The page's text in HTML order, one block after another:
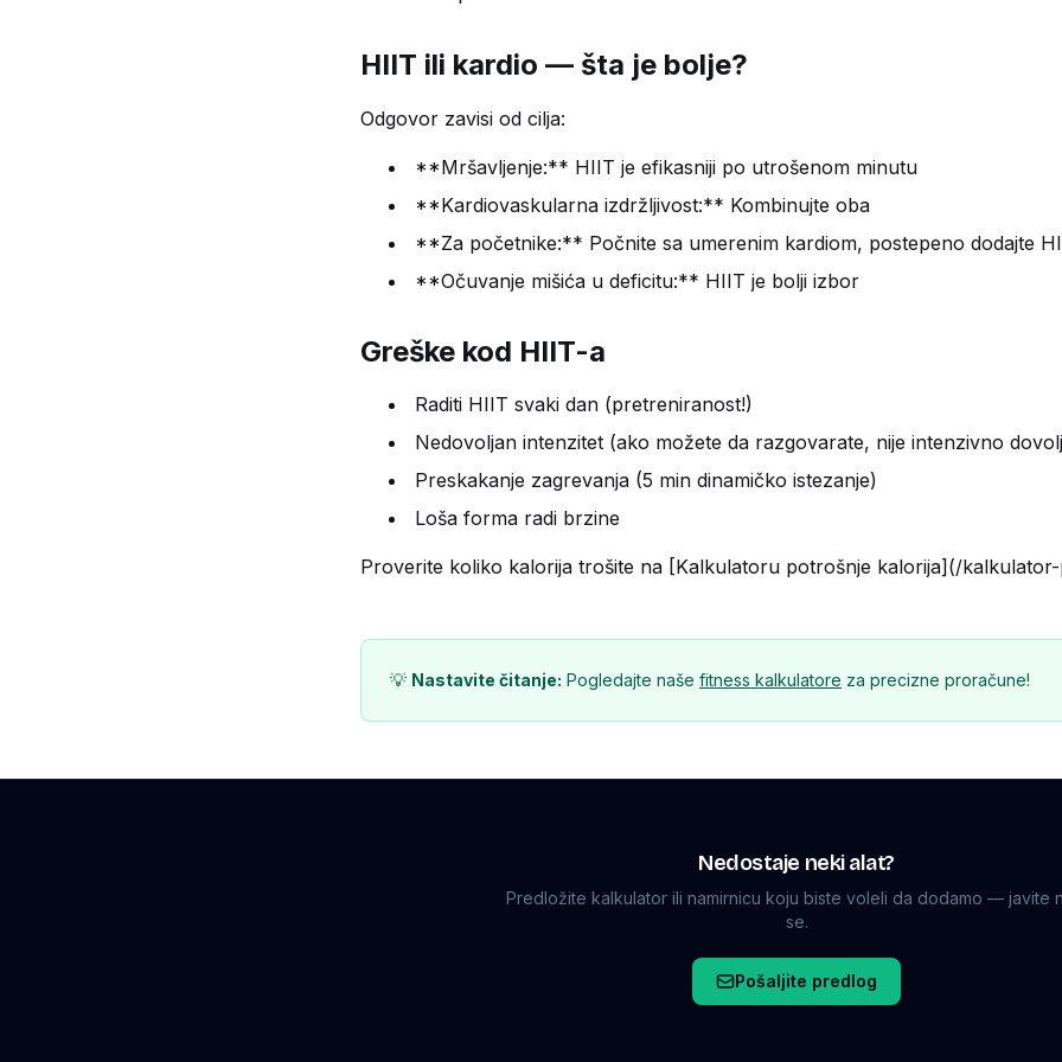
HIIT ili kardio — šta je bolje?
Odgovor zavisi od cilja:
**Mršavljenje:** HIIT je efikasniji po utrošenom minutu
**Kardiovaskularna izdržljivost:** Kombinujte oba
**Za početnike:** Počnite sa umerenim kardiom, postepeno dodajte
**Očuvanje mišića u deficitu:** HIIT je bolji izbor
Greške kod HIIT-a
Raditi HIIT svaki dan (pretreniranost!)
Nedovoljan intenzitet (ako možete da razgovarate, nije intenzivno
Preskakanje zagrevanja (5 min dinamičko istezanje)
Loša forma radi brzine
Proverite koliko kalorija trošite na [Kalkulatoru potrošnje kalorija](/
💡 Nastavite čitanje: Pogledajte naše fitness kalkulatore za precizne proračune!
Nedostaje neki alat?
Predložite kalkulator ili namirnicu koju biste voleli da dodamo — javite
se.
Pošaljite predlog